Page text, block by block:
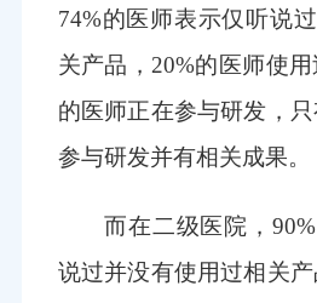
74%的医师表示仅听说
关产品，20%的医师使
的医师正在参与研发，
参与研发并有相关成果。
而在二级医院，
说过并没有使用过相关